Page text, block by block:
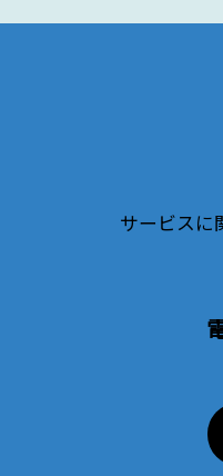
サービスに